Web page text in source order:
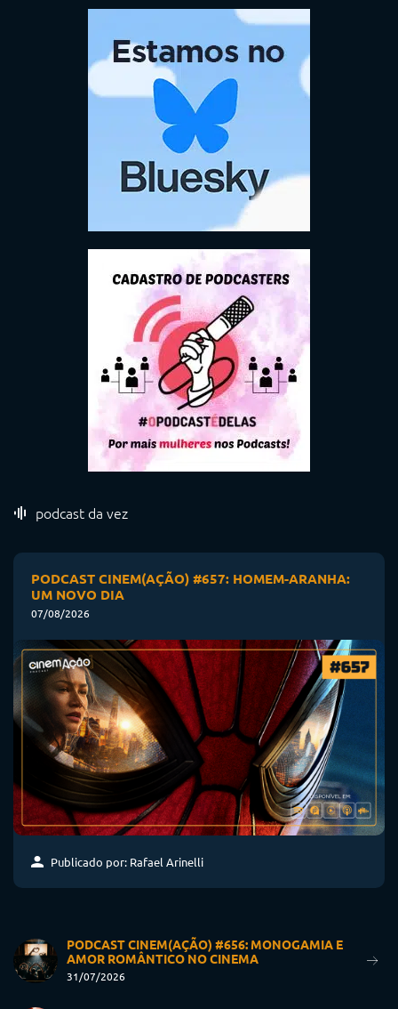
podcast da vez
PODCAST CINEM(AÇÃO) #657: HOMEM-ARANHA:
UM NOVO DIA
07/08/2026
Publicado por: Rafael Arinelli
PODCAST CINEM(AÇÃO) #656: MONOGAMIA E
AMOR ROMÂNTICO NO CINEMA
31/07/2026